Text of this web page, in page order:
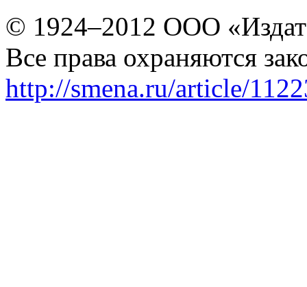
© 1924–2012 ООО
Все права охраняются
http://smena.ru/article/